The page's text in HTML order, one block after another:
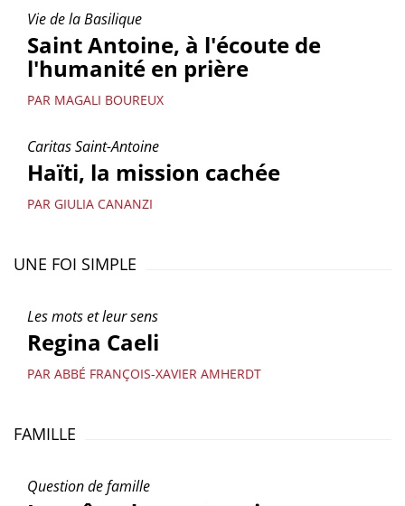
Vie de la Basilique
Saint Antoine, à l'écoute de
l'humanité en prière
PAR MAGALI BOUREUX
Caritas Saint-Antoine
Haïti, la mission cachée
PAR GIULIA CANANZI
UNE FOI SIMPLE
Les mots et leur sens
Regina Caeli
PAR ABBÉ FRANÇOIS-XAVIER AMHERDT
FAMILLE
Question de famille